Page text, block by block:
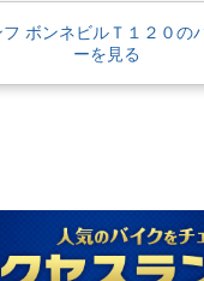
ナーチェンジ
2016年 Bonneville
T120 BLACK・追加
フ ボンネビルＴ１２０の
ーを見る